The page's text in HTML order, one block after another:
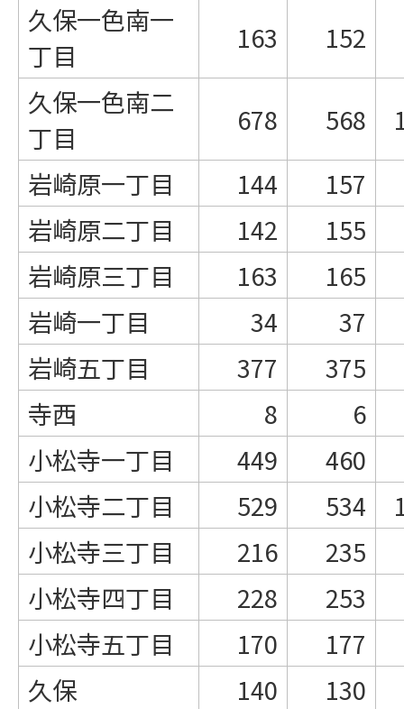
久保一色南一
丁目
163
152
久保一色南二
丁目
678 568
岩崎原一丁目
144
157
岩崎原二丁目
142
155
岩崎原三丁目
163
165
岩崎一丁目
34
37
岩崎五丁目
377
375
寺西
8
6
小松寺一丁目
449
460
小松寺二丁目
529 534
小松寺三丁目
216
235
小松寺四丁目
228
253
小松寺五丁目
170
177
久保
140
130